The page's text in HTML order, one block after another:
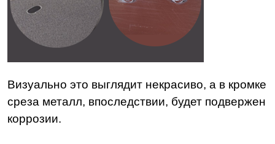
Визуально это выглядит некрасиво, а в кромке
среза металл, впоследствии, будет подвержен
коррозии.